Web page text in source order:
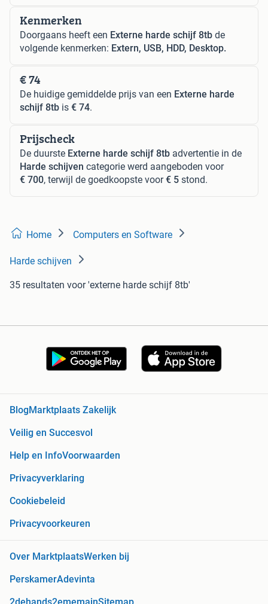
Kenmerken
Doorgaans heeft een Externe harde schijf 8tb de
volgende kenmerken: Extern, USB, HDD, Desktop.
€ 74
De huidige gemiddelde prijs van een Externe harde
schijf 8tb is € 74.
Prijscheck
De duurste Externe harde schijf 8tb advertentie in de
Harde schijven categorie werd aangeboden voor
€ 700, terwijl de goedkoopste voor€ 5 stond.
Home Computers en Software
Harde schijven
35 resultaten voor 'externe harde schijf 8tb'
BlogMarktplaats Zakelijk
Veilig en Succesvol
Help en InfoVoorwaarden
Privacyverklaring
Cookiebeleid
Privacyvoorkeuren
Over MarktplaatsWerken bij
PerskamerAdevinta